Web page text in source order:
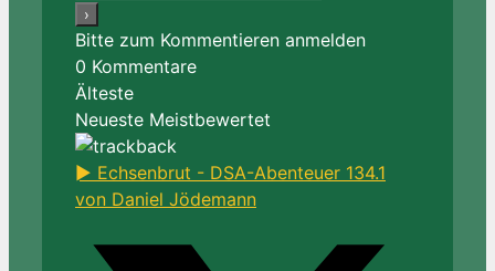
Bitte zum Kommentieren anmelden
0 Kommentare
Älteste
Neueste Meistbewertet
► Echsenbrut - DSA-Abenteuer 134.1
von Daniel Jödemann